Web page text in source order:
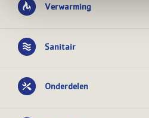
Verwarming
Sanitair
Onderdelen